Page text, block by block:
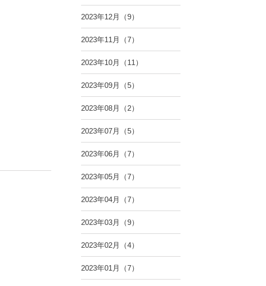
2023年12月（9）
2023年11月（7）
2023年10月（11）
2023年09月（5）
2023年08月（2）
2023年07月（5）
2023年06月（7）
2023年05月（7）
2023年04月（7）
2023年03月（9）
2023年02月（4）
2023年01月（7）